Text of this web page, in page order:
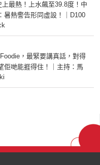
上最熱！上水飆至39.8度！中
暑熱警告形同虛設！｜D100
，最緊要講真話，對得
佢哋能捱得住！｜主持：馬